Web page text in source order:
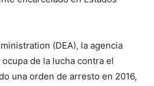
(DEA), la agencia
de la lucha contra el
una orden de arresto en 2016,